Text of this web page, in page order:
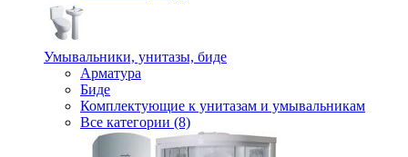
Умывальники, унитазы, биде
Арматура
Биде
Комплектующие к унитазам и умывальникам
Все категории (8)